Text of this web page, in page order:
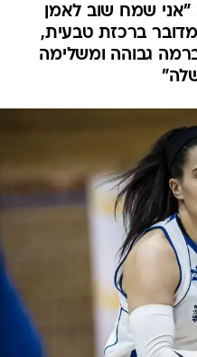
"אני שמח שוב לאמן
ברכזת טבעית,
גבוהה ומשלימה